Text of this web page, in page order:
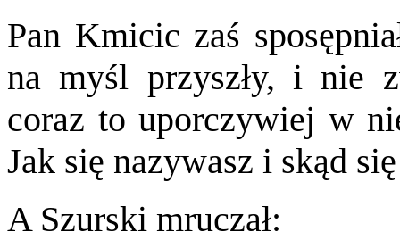
Pan Kmicic zaś
na myśl przyszły, i nie
coraz to uporczywiej w
Jak się nazywasz i skąd
A Szurski mruczał: